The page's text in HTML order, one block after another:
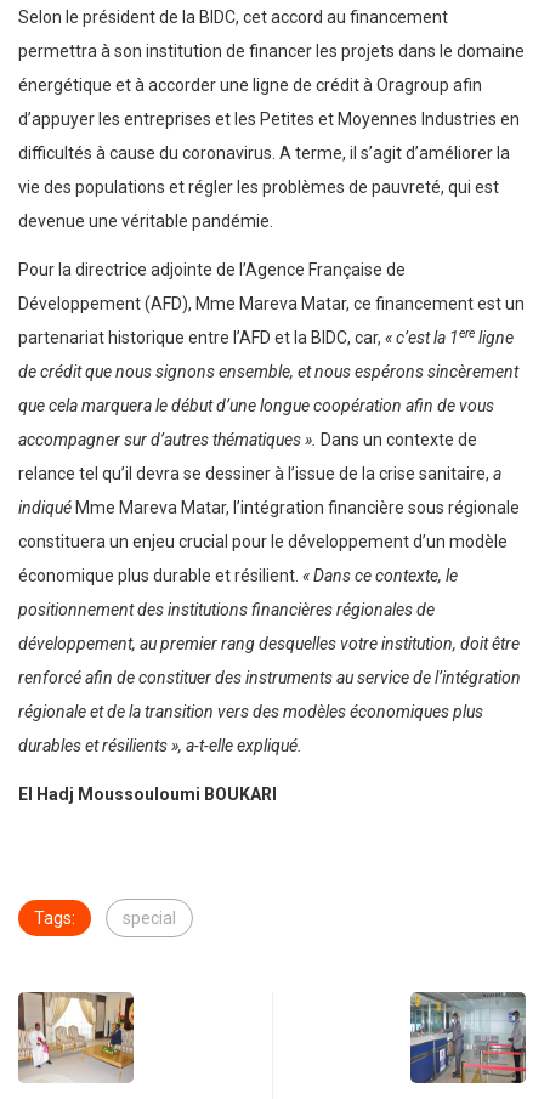
Selon le président de la BIDC, cet accord au financement
permettra à son institution de financer les projets dans le domaine
énergétique et à accorder une ligne de crédit à Oragroup afin
d’appuyer les entreprises et les Petites et Moyennes Industries en
difficultés à cause du coronavirus. A terme, il s’agit d’améliorer la
vie des populations et régler les problèmes de pauvreté, qui est
devenue une véritable pandémie.
Pour la directrice adjointe de l’Agence Française de
Développement (AFD), Mme Mareva Matar, ce financement est un
partenariat historique entre l’AFD et la BIDC, car, « c’est la 1ere ligne
de crédit que nous signons ensemble, et nous espérons sincèrement
que cela marquera le début d’une longue coopération afin de vous
accompagner sur d’autres thématiques ». Dans un contexte de
relance tel qu’il devra se dessiner à l’issue de la crise sanitaire, a
indiqué Mme Mareva Matar, l’intégration financière sous régionale
constituera un enjeu crucial pour le développement d’un modèle
économique plus durable et résilient. « Dans ce contexte, le
positionnement des institutions financières régionales de
développement, au premier rang desquelles votre institution, doit être
renforcé afin de constituer des instruments au service de l’intégration
régionale et de la transition vers des modèles économiques plus
durables et résilients », a-t-elle expliqué.
El Hadj Moussouloumi BOUKARI
Tags: special